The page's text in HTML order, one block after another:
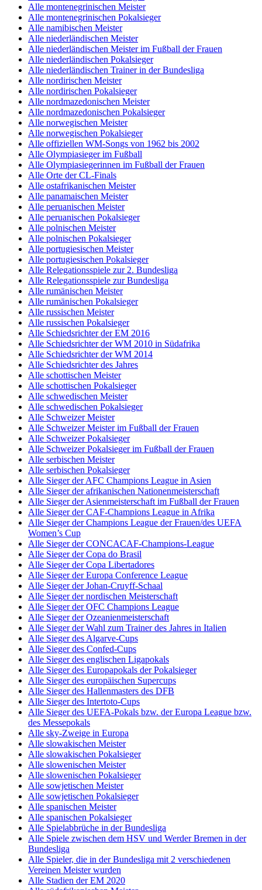
Alle montenegrinischen Meister
Alle montenegrinischen Pokalsieger
Alle namibischen Meister
Alle niederländischen Meister
Alle niederländischen Meister im Fußball der Frauen
Alle niederländischen Pokalsieger
Alle niederländischen Trainer in der Bundesliga
Alle nordirischen Meister
Alle nordirischen Pokalsieger
Alle nordmazedonischen Meister
Alle nordmazedonischen Pokalsieger
Alle norwegischen Meister
Alle norwegischen Pokalsieger
Alle offiziellen WM-Songs von 1962 bis 2002
Alle Olympiasieger im Fußball
Alle Olympiasiegerinnen im Fußball der Frauen
Alle Orte der CL-Finals
Alle ostafrikanischen Meister
Alle panamaischen Meister
Alle peruanischen Meister
Alle peruanischen Pokalsieger
Alle polnischen Meister
Alle polnischen Pokalsieger
Alle portugiesischen Meister
Alle portugiesischen Pokalsieger
Alle Relegationsspiele zur 2. Bundesliga
Alle Relegationsspiele zur Bundesliga
Alle rumänischen Meister
Alle rumänischen Pokalsieger
Alle russischen Meister
Alle russischen Pokalsieger
Alle Schiedsrichter der EM 2016
Alle Schiedsrichter der WM 2010 in Südafrika
Alle Schiedsrichter der WM 2014
Alle Schiedsrichter des Jahres
Alle schottischen Meister
Alle schottischen Pokalsieger
Alle schwedischen Meister
Alle schwedischen Pokalsieger
Alle Schweizer Meister
Alle Schweizer Meister im Fußball der Frauen
Alle Schweizer Pokalsieger
Alle Schweizer Pokalsieger im Fußball der Frauen
Alle serbischen Meister
Alle serbischen Pokalsieger
Alle Sieger der AFC Champions League in Asien
Alle Sieger der afrikanischen Nationenmeisterschaft
Alle Sieger der Asienmeisterschaft im Fußball der Frauen
Alle Sieger der CAF-Champions League in Afrika
Alle Sieger der Champions League der Frauen/des UEFA
Women’s Cup
Alle Sieger der CONCACAF-Champions-League
Alle Sieger der Copa do Brasil
Alle Sieger der Copa Libertadores
Alle Sieger der Europa Conference League
Alle Sieger der Johan-Cruyff-Schaal
Alle Sieger der nordischen Meisterschaft
Alle Sieger der OFC Champions League
Alle Sieger der Ozeanienmeisterschaft
Alle Sieger der Wahl zum Trainer des Jahres in Italien
Alle Sieger des Algarve-Cups
Alle Sieger des Confed-Cups
Alle Sieger des englischen Ligapokals
Alle Sieger des Europapokals der Pokalsieger
Alle Sieger des europäischen Supercups
Alle Sieger des Hallenmasters des DFB
Alle Sieger des Intertoto-Cups
Alle Sieger des UEFA-Pokals bzw. der Europa League bzw.
des Messepokals
Alle sky-Zweige in Europa
Alle slowakischen Meister
Alle slowakischen Pokalsieger
Alle slowenischen Meister
Alle slowenischen Pokalsieger
Alle sowjetischen Meister
Alle sowjetischen Pokalsieger
Alle spanischen Meister
Alle spanischen Pokalsieger
Alle Spielabbrüche in der Bundesliga
Alle Spiele zwischen dem HSV und Werder Bremen in der
Bundesliga
Alle Spieler, die in der Bundesliga mit 2 verschiedenen
Vereinen Meister wurden
Alle Stadien der EM 2020